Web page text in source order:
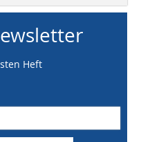
Heft